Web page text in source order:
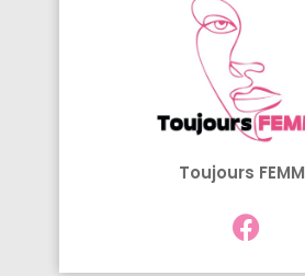
Toujours